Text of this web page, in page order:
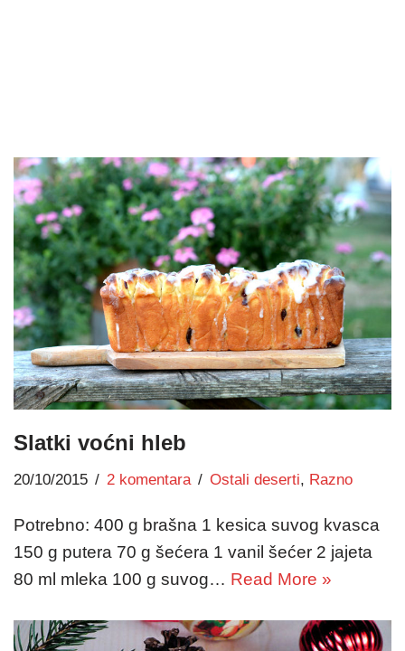
Slatki voćni hleb
20/10/2015 2 komentara Ostali deserti, Razno
Potrebno: 400 g brašna 1 kesica suvog kvasca
150 g putera 70 g šećera 1 vanil šećer 2 jajeta
80 ml mleka 100 g suvog… Read More »